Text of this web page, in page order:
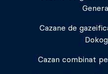
Cazane de
Cazan combinat